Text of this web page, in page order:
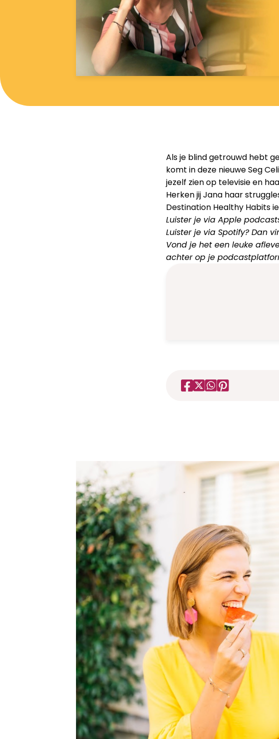
Als je blind getrouwd hebt
komt in deze nieuwe Seg
jezelf zien op televisie en
Herken jij Jana haar
Destination Healthy Habits
Luister je via Apple
Luister je via Spotify? Dan
Vond je het een leuke
achter op je